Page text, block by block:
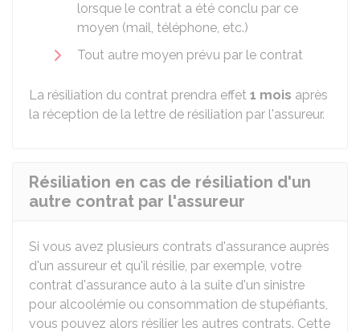
lorsque le contrat a été conclu par ce
moyen (mail, téléphone, etc.)
Tout autre moyen prévu par le contrat
La résiliation du contrat prendra effet 1 mois après
la réception de la lettre de résiliation par l'assureur.
Résiliation en cas de résiliation d'un
autre contrat par l'assureur
Si vous avez plusieurs contrats d'assurance auprès
d'un assureur et qu'il résilie, par exemple, votre
contrat d'assurance auto à la suite d'un sinistre
pour alcoolémie ou consommation de stupéfiants,
vous pouvez alors résilier les autres contrats. Cette